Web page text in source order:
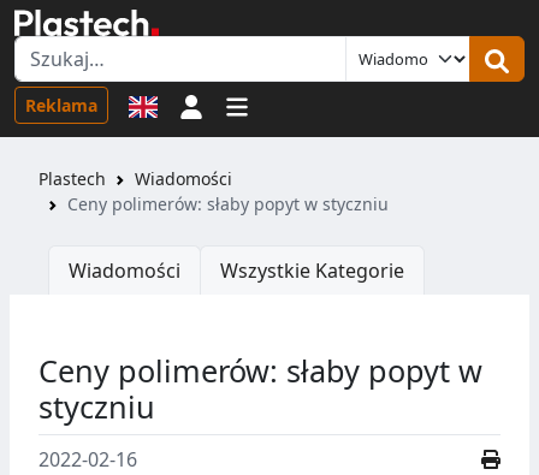
Reklama Logowanie
Plastech
Wiadomości
Ceny polimerów: słaby popyt w styczniu
Wiadomości Wszystkie Kategorie
Ceny polimerów: słaby popyt w
styczniu
2022-02-16